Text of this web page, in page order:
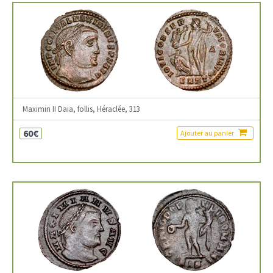
Maximin II Daia, follis, Héraclée, 313
60€ Ajouter au panier